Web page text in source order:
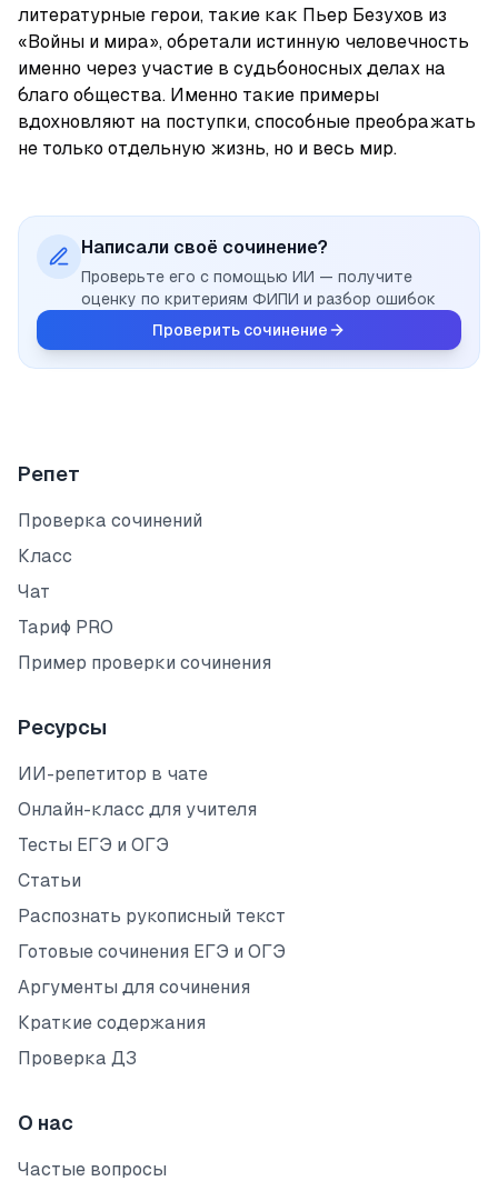
литературные герои, такие как Пьер Безухов из
«Войны и мира», обретали истинную человечность
именно через участие в судьбоносных делах на
благо общества. Именно такие примеры
вдохновляют на поступки, способные преображать
не только отдельную жизнь, но и весь мир.
Написали своё сочинение?
Проверьте его с помощью ИИ — получите
оценку по критериям ФИПИ и разбор ошибок
Проверить сочинение
Репет
Проверка сочинений
Класс
Чат
Тариф PRO
Пример проверки сочинения
Ресурсы
ИИ-репетитор в чате
Онлайн-класс для учителя
Тесты ЕГЭ и ОГЭ
Статьи
Распознать рукописный текст
Готовые сочинения ЕГЭ и ОГЭ
Аргументы для сочинения
Краткие содержания
Проверка ДЗ
О нас
Частые вопросы